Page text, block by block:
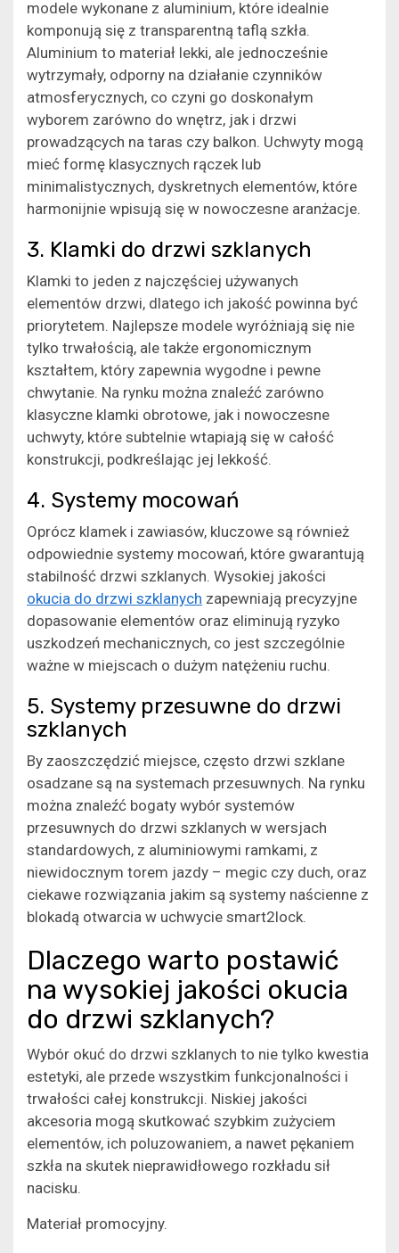
modele wykonane z aluminium, które idealnie
komponują się z transparentną taflą szkła.
Aluminium to materiał lekki, ale jednocześnie
wytrzymały, odporny na działanie czynników
atmosferycznych, co czyni go doskonałym
wyborem zarówno do wnętrz, jak i drzwi
prowadzących na taras czy balkon. Uchwyty mogą
mieć formę klasycznych rączek lub
minimalistycznych, dyskretnych elementów, które
harmonijnie wpisują się w nowoczesne aranżacje.
3. Klamki do drzwi szklanych
Klamki to jeden z najczęściej używanych
elementów drzwi, dlatego ich jakość powinna być
priorytetem. Najlepsze modele wyróżniają się nie
tylko trwałością, ale także ergonomicznym
kształtem, który zapewnia wygodne i pewne
chwytanie. Na rynku można znaleźć zarówno
klasyczne klamki obrotowe, jak i nowoczesne
uchwyty, które subtelnie wtapiają się w całość
konstrukcji, podkreślając jej lekkość.
4. Systemy mocowań
Oprócz klamek i zawiasów, kluczowe są również
odpowiednie systemy mocowań, które gwarantują
stabilność drzwi szklanych. Wysokiej jakości
okucia do drzwi szklanych zapewniają precyzyjne
dopasowanie elementów oraz eliminują ryzyko
uszkodzeń mechanicznych, co jest szczególnie
ważne w miejscach o dużym natężeniu ruchu.
5. Systemy przesuwne do drzwi
szklanych
By zaoszczędzić miejsce, często drzwi szklane
osadzane są na systemach przesuwnych. Na rynku
można znaleźć bogaty wybór systemów
przesuwnych do drzwi szklanych w wersjach
standardowych, z aluminiowymi ramkami, z
niewidocznym torem jazdy – megic czy duch, oraz
ciekawe rozwiązania jakim są systemy naścienne z
blokadą otwarcia w uchwycie smart2lock.
Dlaczego warto postawić
na wysokiej jakości okucia
do drzwi szklanych?
Wybór okuć do drzwi szklanych to nie tylko kwestia
estetyki, ale przede wszystkim funkcjonalności i
trwałości całej konstrukcji. Niskiej jakości
akcesoria mogą skutkować szybkim zużyciem
elementów, ich poluzowaniem, a nawet pękaniem
szkła na skutek nieprawidłowego rozkładu sił
nacisku.
Materiał promocyjny.